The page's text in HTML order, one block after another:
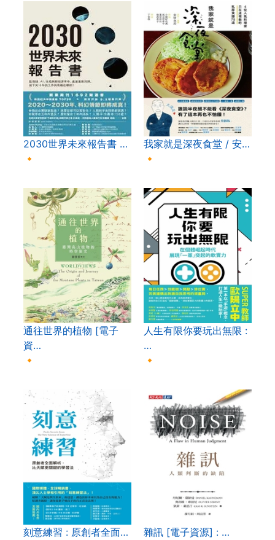
2030世界未來報告書 …
🔸
我家就是深夜食堂 / 安…
🔸
通往世界的植物 [電子
資…
🔸
人生有限你要玩出無限 :
…
🔸
刻意練習 : 原創者全面…
雜訊 [電子資源] : …